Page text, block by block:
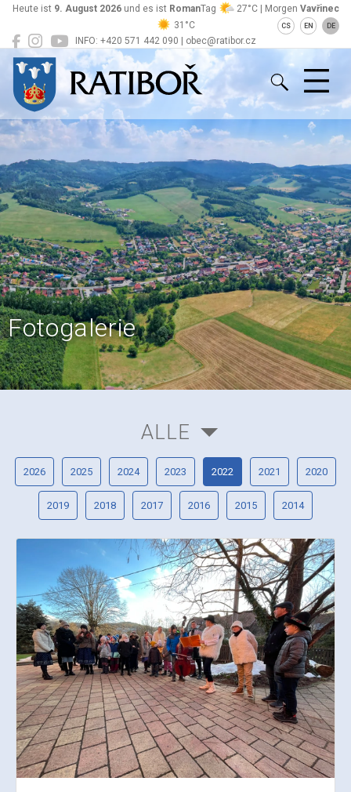
INFO: +420 571 442 090 | obec@ratibor.cz
Heute ist 9. August 2026und es ist RomanTag 27°C | Morgen Vavřinec
31°C
CS EN DE
Ratiboř
Fotogalerie
ALLE
2026 2025 2024 2023 2022 2021 2020
2019 2018 2017 2016 2015 2014